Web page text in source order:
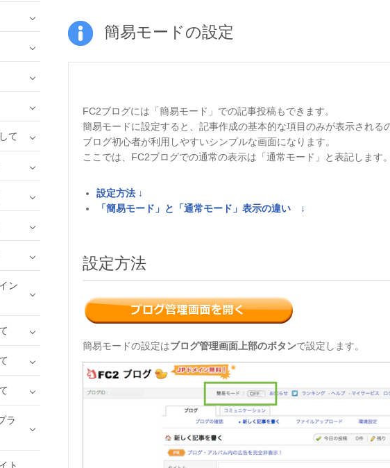
簡易モードの設定
FC2ブログには「簡易モード」での記事投稿もできます。
簡易モードに設定すると、記事作成の基本的な項目のみが表示される
ブログ初心者が利用しやすいシンプルな画面になります。
ここでは、FC2ブログでの通常の表示は「通常モード」と表記します
設定方法 ↓
「簡易モード」と「通常モード」表示の違い ↓
設定方法
簡易モードの設定はブログ管理画面上部のボタンで設定します。
て
ン
ラ
ト